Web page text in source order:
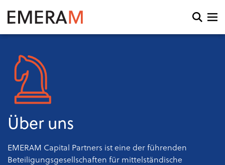
zum
Open
search
Über uns
EMERAM Capital Partners ist eine der führenden
Beteiligungsgesellschaften für mittelständische